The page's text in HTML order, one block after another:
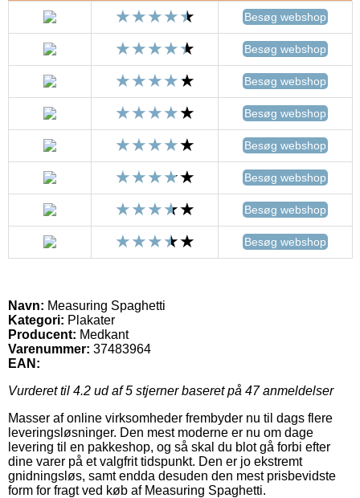
Besøg webshop
Besøg webshop
Besøg webshop
Besøg webshop
Besøg webshop
Besøg webshop
Besøg webshop
Besøg webshop
Navn: Measuring Spaghetti
Kategori: Plakater
Producent: Medkant
Varenummer: 37483964
EAN:
Vurderet til 4.2 ud af 5 stjerner baseret på 47anmeldelser
Masser af online virksomheder frembyder nu til dags flere
leveringsløsninger. Den mest moderne er nu om dage
levering til en pakkeshop, og så skal du blot gå forbi efter
dine varer på et valgfrit tidspunkt. Den er jo ekstremt
gnidningsløs, samt endda desuden den mest prisbevidste
form for fragt ved køb af Measuring Spaghetti.